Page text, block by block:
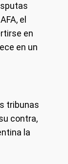
el
en
en un
tribunas
contra,
la